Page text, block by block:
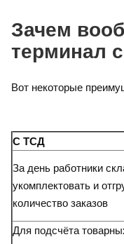
Зачем
терминал
Вот некоторые
С ТСД
За день работники
укомплектовать и
количество заказов
Для подсчёта